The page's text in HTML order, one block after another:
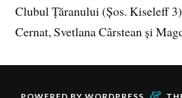
Clubul Țăranului (Șos. Kiseleff
Cernat, Svetlana Cârstean și